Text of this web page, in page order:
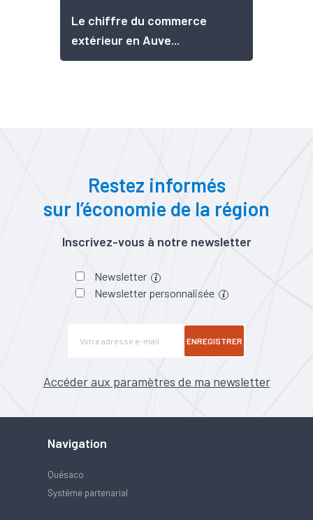
Le chiffre du commerce
extérieur en Auve...
Restez informés
sur l’économie de la région
Inscrivez-vous à notre newsletter
Newsletter
Newsletter personnalisée
ENREGISTRER
Accéder aux paramètres de ma newsletter
Navigation
Quésaco
Système partenarial